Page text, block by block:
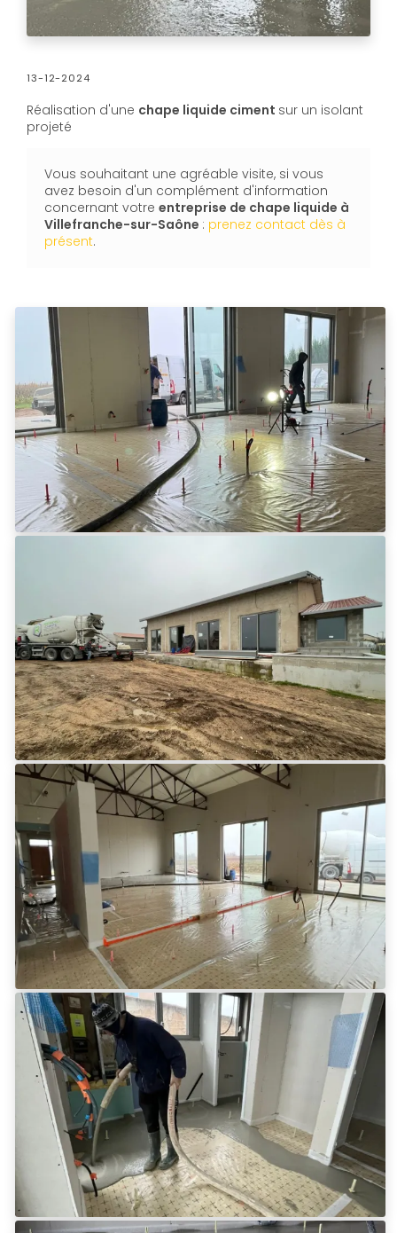
13-12-2024
Réalisation d'une chape liquide ciment sur un isolant
projeté
Vous souhaitant une agréable visite, si vous
avez besoin d'un complément d'information
concernant votre entreprise de chape liquide à
Villefranche-sur-Saône : prenez contact dès à
présent.